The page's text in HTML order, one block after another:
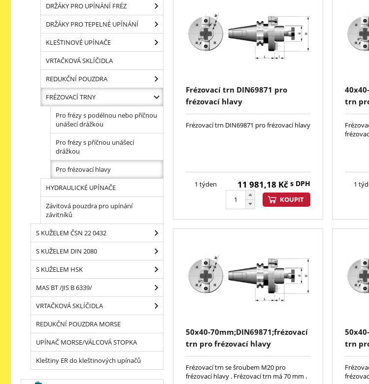
Frézovací trn DIN69871 pro
frézovací hlavy
Frézovací trn DIN69871 pro frézovací hlavy
1 týden 11 981,18 Kčs DPH
KOUPIT
trn
1
50x40-70mm;DIN69871;frézovací
trn pro frézovací hlavy
Frézovací trn se šroubem M20 pro
frézovací hlavy . Frézovací trn má 70 mm .
trn
DRŽÁKY PRO UPÍNÁNÍ FRÉZ
DRŽÁKY PRO TEPELNÉ UPÍNÁNÍ
KLEŠTINOVÉ UPÍNAČE
VRTAČKOVÁ SKLÍČIDLA
REDUKČNÍ POUZDRA
FRÉZOVACÍ TRNY
Pro frézy s podélnou nebo příčnou
unášecí drážkou
Pro frézy s příčnou unášecí
drážkou
Pro frézovací hlavy
HYDRAULICKÉ UPÍNAČE
Závitová pouzdra pro upínání
závitníků
S KUŽELEM ČSN 22 0432
S KUŽELEM DIN 2080
S KUŽELEM HSK
MAS BT /JIS B 6339/
VRTAČKOVÁ SKLÍČIDLA
REDUKČNÍ POUZDRA MORSE
UPÍNAČ MORSE/VÁLCOVÁ STOPKA
Kleštiny ER do kleštinových upínačů